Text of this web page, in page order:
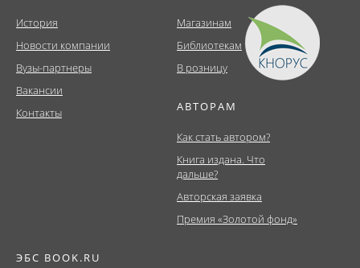
История
Новости компании
Вузы-партнеры
Вакансии
Контакты
Магазинам
Библиотекам
В розницу
АВТОРАМ
Как стать автором?
Книга издана. Что
дальше?
Авторская заявка
Премия «Золотой фонд»
ЭБС BOOK.RU